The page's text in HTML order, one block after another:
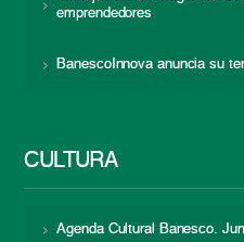
emprendedores
BanescoInnova anuncia su
CULTURA
Agenda Cultural Banesco.